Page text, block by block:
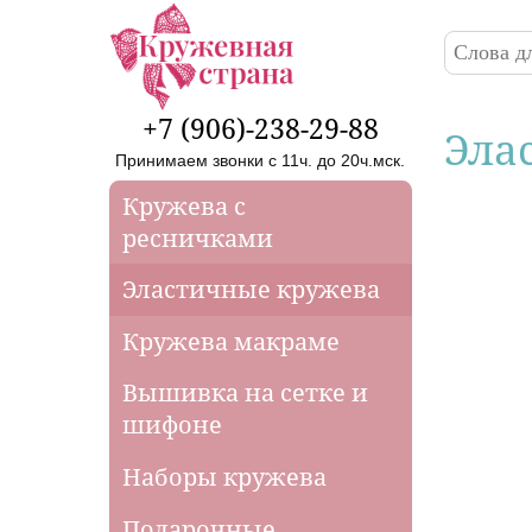
Перейти к основному содержанию
Форма
Поиск
+7 (906)-238-29-88
Принимаем звонки с 11ч. до 20ч.мск.
Кружева с
ресничками
Эластичные кружева
Кружева макраме
Вышивка на сетке и
шифоне
Наборы кружева